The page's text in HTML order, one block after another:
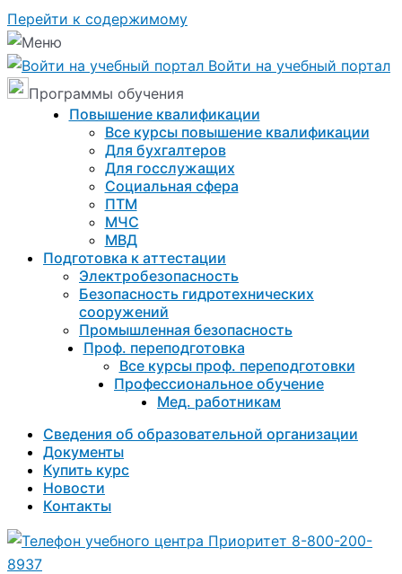
Перейти к содержимому
Войти на учебный портал
Программы обучения
Повышение квалификации
Все курсы повышение квалификации
Для бухгалтеров
Для госслужащих
Социальная сфера
ПТМ
МЧС
МВД
Подготовка к aттестации
Электробезопасность
Безопасность гидротехнических
сооружений
Промышленная безопасность
Проф. переподготовка
Все курсы проф. переподготовки
Профессиональное обучение
Мед. работникам
Сведения об образовательной организации
Документы
Купить курс
Новости
Контакты
8-800-200-
8937